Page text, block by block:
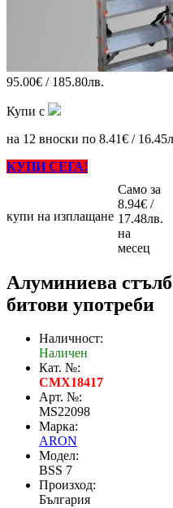
95.00€ / 185.80лв.
Купи с
на 12 вноски по 8.41€ /
КУПИ СЕГА!
купи на изплащане
Само за
8.94€ /
17.48лв.
на
месец
Алуминиева
битови употреби
Наличност:
Наличен
Кат. №:
CMX18417
Арт. №:
MS22098
Марка:
ARON
Модел:
BSS 7
Произход:
България